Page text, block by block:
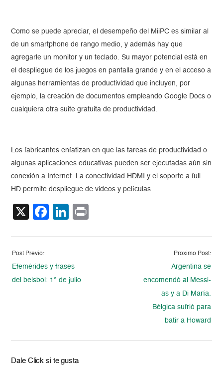
Como se puede apreciar, el desempeño del MiiPC es similar al
de un smartphone de rango medio, y además hay que
agregarle un monitor y un teclado. Su mayor potencial está en
el despliegue de los juegos en pantalla grande y en el acceso a
algunas herramientas de productividad que incluyen, por
ejemplo, la creación de documentos empleando Google Docs o
cualquiera otra suite gratuita de productividad.
Los fabricantes enfatizan en que las tareas de productividad o
algunas aplicaciones educativas pueden ser ejecutadas aún sin
conexión a Internet. La conectividad HDMI y el soporte a full
HD permite despliegue de videos y películas.
X Facebook
LinkedIn
Post Previo:
Efemérides y frases
del beisbol: 1° de julio
Proximo Post:
Argentina se
encomendó al Messi-
as y a Di María.
Bélgica sufrió para
batir a Howard
Dale Click si te gusta